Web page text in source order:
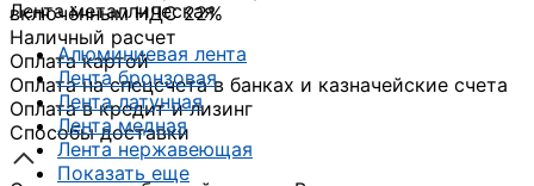
Лента металлическая
Алюминиевая лента
Лента бронзовая
Лента латунная
Лента медная
Лента нержавеющая
Показать еще
включённым НДС 22%
Наличный расчет
Оплата картой
Оплата на спецсчета в банках и казначейские счета
Оплата в кредит и лизинг
Способы доставки